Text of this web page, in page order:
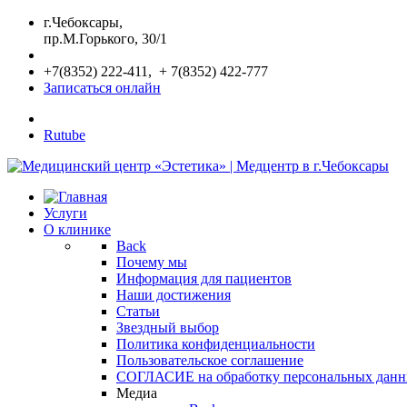
г.Чебоксары,
пр.М.Горького, 30/1
+7(8352) 222-411, + 7(8352) 422-777
Записаться онлайн
Rutube
Услуги
О клинике
Back
Почему мы
Информация для пациентов
Наши достижения
Статьи
Звездный выбор
Политика конфиденциальности
Пользовательское соглашение
СОГЛАСИЕ на обработку персональных
Медиа